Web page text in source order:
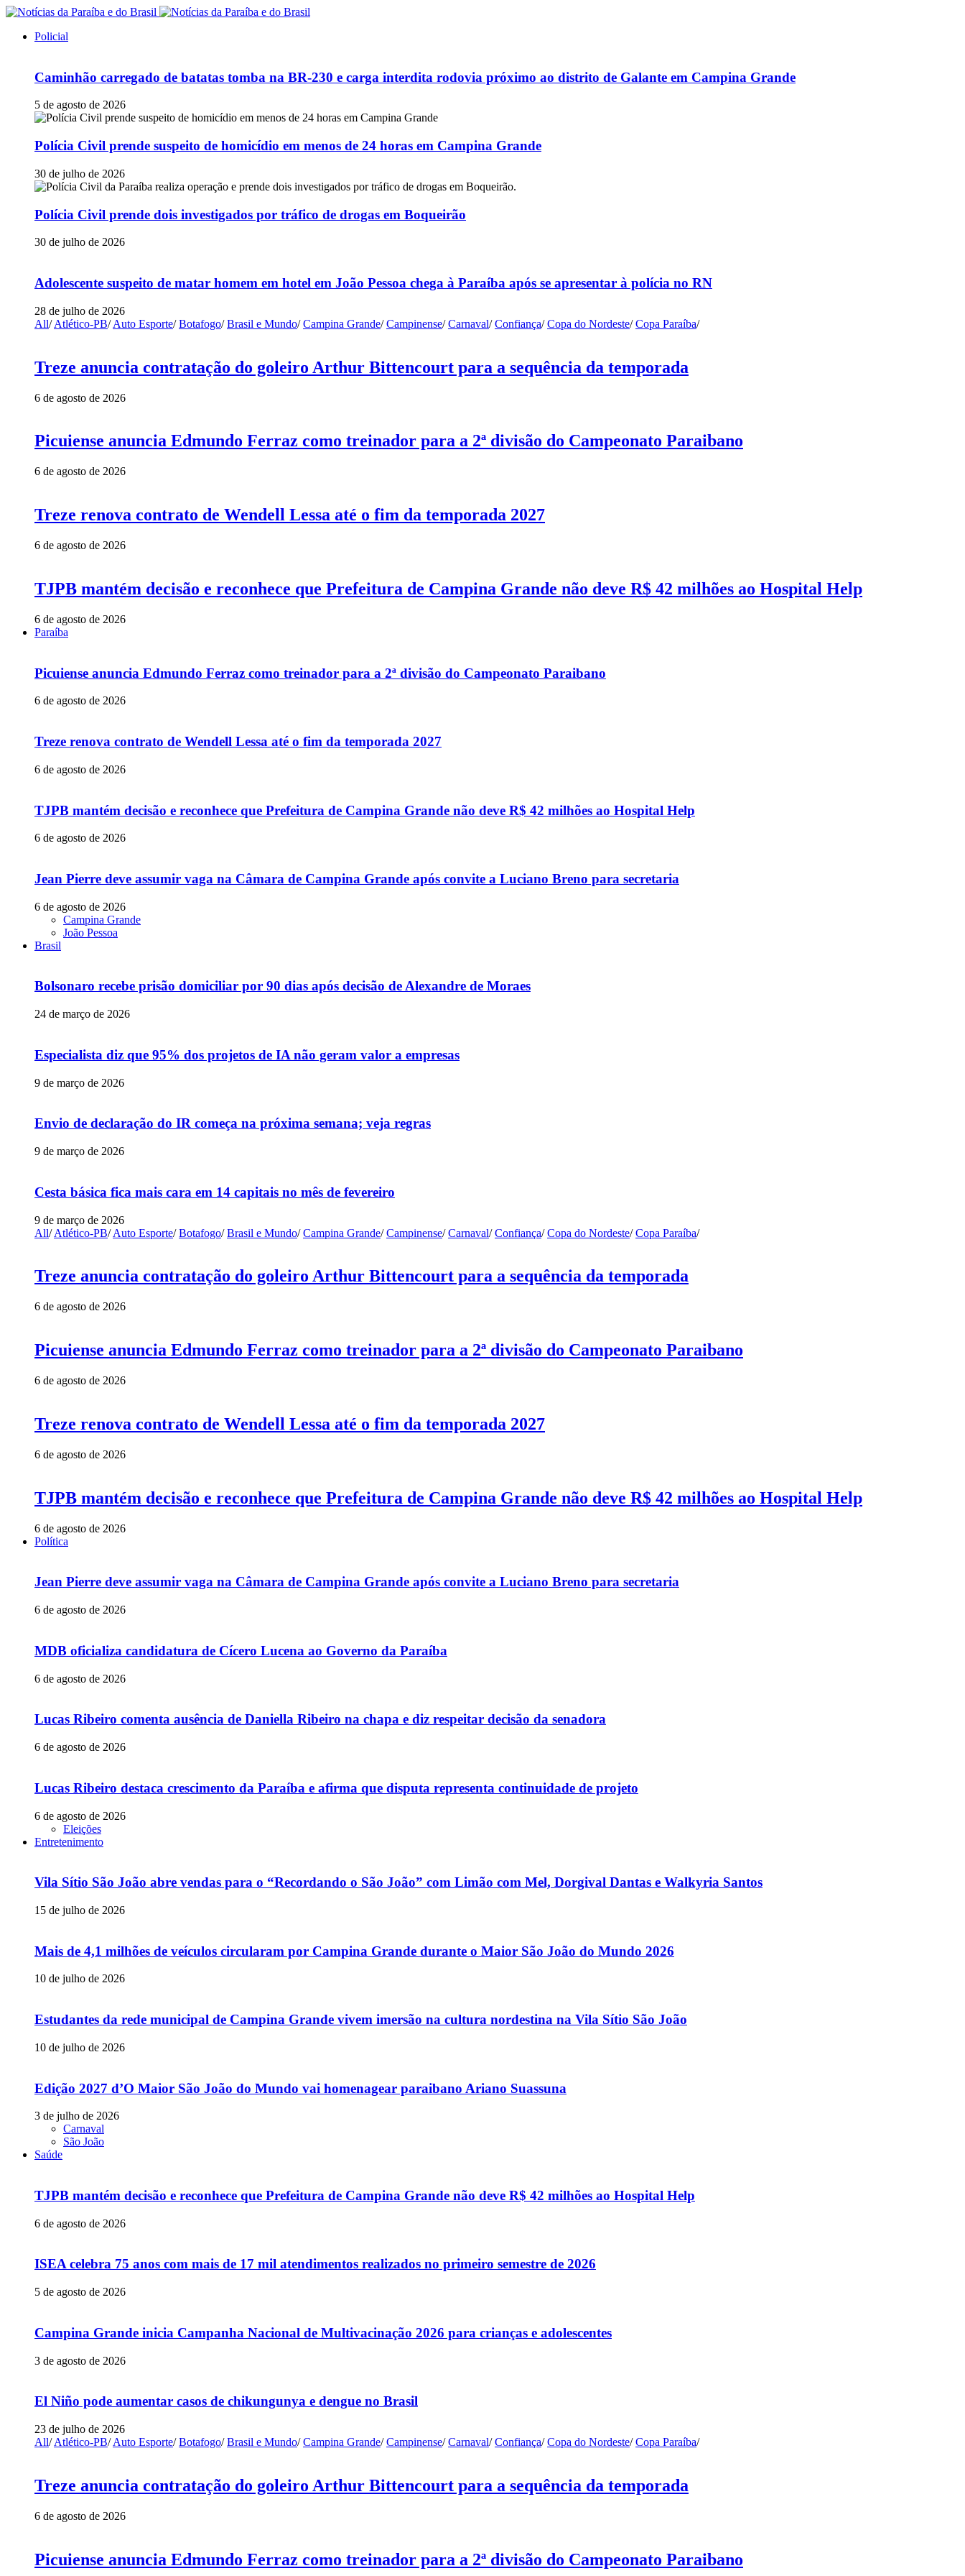
Policial
Caminhão carregado de batatas tomba na BR-230 e carga interdita rodovia próximo ao distrito de Galante em Campina Grande
5 de agosto de 2026
Polícia Civil prende suspeito de homicídio em menos de 24 horas em Campina Grande
30 de julho de 2026
Polícia Civil prende dois investigados por tráfico de drogas em Boqueirão
30 de julho de 2026
Adolescente suspeito de matar homem em hotel em João Pessoa chega à Paraíba após se apresentar à polícia no RN
28 de julho de 2026
All/ Atlético-PB/ Auto Esporte/ Botafogo/ Brasil e Mundo/ Campina Grande/ Campinense/ Carnaval/ Confiança/ Copa do Nordeste/ Copa Paraíba/
Treze anuncia contratação do goleiro Arthur Bittencourt para a sequência da temporada
6 de agosto de 2026
Picuiense anuncia Edmundo Ferraz como treinador para a 2ª divisão do Campeonato Paraibano
6 de agosto de 2026
Treze renova contrato de Wendell Lessa até o fim da temporada 2027
6 de agosto de 2026
TJPB mantém decisão e reconhece que Prefeitura de Campina Grande não deve R$ 42 milhões ao Hospital Help
6 de agosto de 2026
Paraíba
Picuiense anuncia Edmundo Ferraz como treinador para a 2ª divisão do Campeonato Paraibano
6 de agosto de 2026
Treze renova contrato de Wendell Lessa até o fim da temporada 2027
6 de agosto de 2026
TJPB mantém decisão e reconhece que Prefeitura de Campina Grande não deve R$ 42 milhões ao Hospital Help
6 de agosto de 2026
Jean Pierre deve assumir vaga na Câmara de Campina Grande após convite a Luciano Breno para secretaria
6 de agosto de 2026
Campina Grande
João Pessoa
Brasil
Bolsonaro recebe prisão domiciliar por 90 dias após decisão de Alexandre de Moraes
24 de março de 2026
Especialista diz que 95% dos projetos de IA não geram valor a empresas
9 de março de 2026
Envio de declaração do IR começa na próxima semana; veja regras
9 de março de 2026
Cesta básica fica mais cara em 14 capitais no mês de fevereiro
9 de março de 2026
All/ Atlético-PB/ Auto Esporte/ Botafogo/ Brasil e Mundo/ Campina Grande/ Campinense/ Carnaval/ Confiança/ Copa do Nordeste/ Copa Paraíba/
Treze anuncia contratação do goleiro Arthur Bittencourt para a sequência da temporada
6 de agosto de 2026
Picuiense anuncia Edmundo Ferraz como treinador para a 2ª divisão do Campeonato Paraibano
6 de agosto de 2026
Treze renova contrato de Wendell Lessa até o fim da temporada 2027
6 de agosto de 2026
TJPB mantém decisão e reconhece que Prefeitura de Campina Grande não deve R$ 42 milhões ao Hospital Help
6 de agosto de 2026
Política
Jean Pierre deve assumir vaga na Câmara de Campina Grande após convite a Luciano Breno para secretaria
6 de agosto de 2026
MDB oficializa candidatura de Cícero Lucena ao Governo da Paraíba
6 de agosto de 2026
Lucas Ribeiro comenta ausência de Daniella Ribeiro na chapa e diz respeitar decisão da senadora
6 de agosto de 2026
Lucas Ribeiro destaca crescimento da Paraíba e afirma que disputa representa continuidade de projeto
6 de agosto de 2026
Eleições
Entretenimento
Vila Sítio São João abre vendas para o “Recordando o São João” com Limão com Mel, Dorgival Dantas e Walkyria Santos
15 de julho de 2026
Mais de 4,1 milhões de veículos circularam por Campina Grande durante o Maior São João do Mundo 2026
10 de julho de 2026
Estudantes da rede municipal de Campina Grande vivem imersão na cultura nordestina na Vila Sítio São João
10 de julho de 2026
Edição 2027 d’O Maior São João do Mundo vai homenagear paraibano Ariano Suassuna
3 de julho de 2026
Carnaval
São João
Saúde
TJPB mantém decisão e reconhece que Prefeitura de Campina Grande não deve R$ 42 milhões ao Hospital Help
6 de agosto de 2026
ISEA celebra 75 anos com mais de 17 mil atendimentos realizados no primeiro semestre de 2026
5 de agosto de 2026
Campina Grande inicia Campanha Nacional de Multivacinação 2026 para crianças e adolescentes
3 de agosto de 2026
El Niño pode aumentar casos de chikungunya e dengue no Brasil
23 de julho de 2026
All/ Atlético-PB/ Auto Esporte/ Botafogo/ Brasil e Mundo/ Campina Grande/ Campinense/ Carnaval/ Confiança/ Copa do Nordeste/ Copa Paraíba/
Treze anuncia contratação do goleiro Arthur Bittencourt para a sequência da temporada
6 de agosto de 2026
Picuiense anuncia Edmundo Ferraz como treinador para a 2ª divisão do Campeonato Paraibano